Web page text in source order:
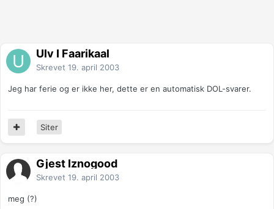
Ulv I Faarikaal
Skrevet 19. april 2003
Jeg har ferie og er ikke her, dette er en automatisk DOL-svarer.
Siter
Gjest Iznogood
Skrevet 19. april 2003
meg (?)